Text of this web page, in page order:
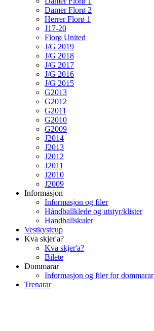
Damer Florø 2
Herrer Florø 1
J17-20
Florø United
J/G 2019
J/G 2018
J/G 2017
J/G 2016
J/G 2015
G2013
G2012
G2011
G2010
G2009
J2014
J2013
J2012
J2011
J2010
J2009
Informasjon
Informasjon og filer
Håndballklede og utstyr/klister
Handballskuler
Vestkystcup
Kva skjer'a?
Kva skjer'a?
Bilete
Dommarar
Informasjon og filer for dommarar
Trenarar